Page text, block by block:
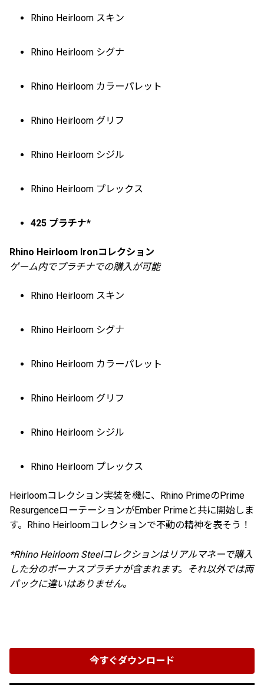
Rhino Heirloom スキン
Rhino Heirloom シグナ
Rhino Heirloom カラーパレット
Rhino Heirloom グリフ
Rhino Heirloom シジル
Rhino Heirloom プレックス
425 プラチナ*
Rhino Heirloom Ironコレクション
ゲーム内でプラチナでの購入が可能
Rhino Heirloom スキン
Rhino Heirloom シグナ
Rhino Heirloom カラーパレット
Rhino Heirloom グリフ
Rhino Heirloom シジル
Rhino Heirloom プレックス
Heirloomコレクション実装を機に、Rhino PrimeのPrime
ResurgenceローテーションがEmber Primeと共に開始しま
す。Rhino Heirloomコレクションで不動の精神を表そう！
*Rhino Heirloom Steelコレクションはリアルマネーで購入
した分のボーナスプラチナが含まれます。それ以外では両
パックに違いはありません。
今すぐダウンロード